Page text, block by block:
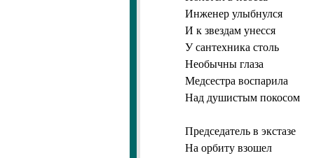
Инженер улыбнулся
И к звездам унесся
У сантехника столь
Необычны глаза
Медсестра воспарила
Над душистым покосом
Председатель в экстазе
На орбиту взошел